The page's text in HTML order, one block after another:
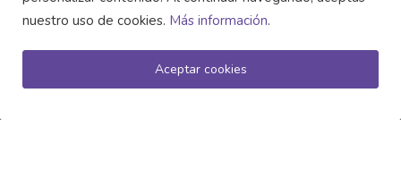
vendemos productos, apenas conectamos ideas.
ÚLTIMAS PUBLICACIONES
nuestro uso de cookies. Más información.
Aceptar cookies